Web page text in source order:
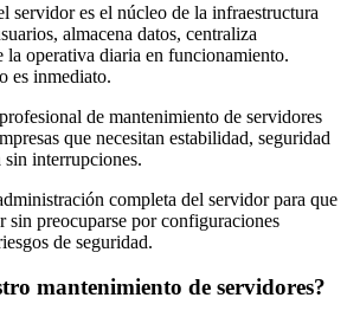
servidor es el núcleo de la infraestructura
almacena datos, centraliza
la operativa diaria en funcionamiento.
es inmediato.
de mantenimiento de servidores
que necesitan estabilidad, seguridad
interrupciones.
completa del servidor para que
sin preocuparse por configuraciones
de seguridad.
mantenimiento de servidores?